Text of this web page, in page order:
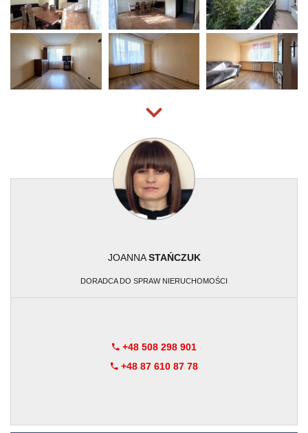
JOANNASTAŃCZUK
DORADCA DO SPRAW NIERUCHOMOŚCI
+48 508 298 901
+48 87 610 87 78